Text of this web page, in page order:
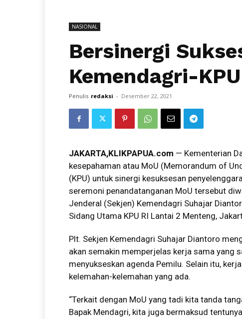
NASIONAL
Bersinergi
Kemendagri-
Penulis redaksi - Desember 22, 2021
JAKARTA,KLIKPAPUA.com — Kementerian
kesepahaman atau MoU (Memorandum of
(KPU) untuk sinergi kesuksesan
seremoni penandatanganan MoU tersebut
Jenderal (Sekjen) Kemendagri Suhajar
Sidang Utama KPU RI Lantai 2 Menteng,
Plt. Sekjen Kemendagri Suhajar Diantoro
akan semakin memperjelas kerja sama yang
menyukseskan agenda Pemilu. Selain itu,
kelemahan-kelemahan yang ada.
“Terkait dengan MoU yang tadi kita tanda
Bapak Mendagri, kita juga bermaksud